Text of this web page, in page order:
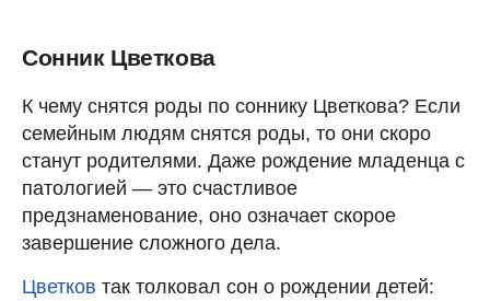
Сонник Цветкова
К чему снятся роды по соннику Цветкова? Если
семейным людям снятся роды, то они скоро
станут родителями. Даже рождение младенца с
патологией — это счастливое
предзнаменование, оно означает скорое
завершение сложного дела.
Цветков так толковал сон о рождении детей: